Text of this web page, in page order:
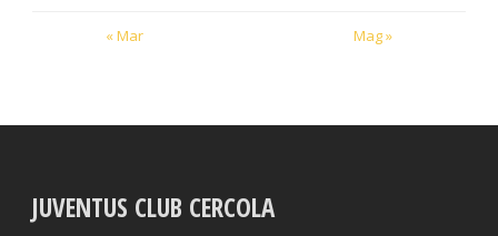
« Mar Mag »
JUVENTUS CLUB CERCOLA